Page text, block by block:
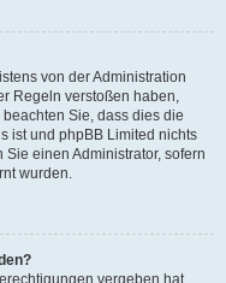
von der Administration
Regeln verstoßen haben,
Sie, dass dies die
ist und phpBB Limited nichts
einen Administrator, sofern
wurden.
vergeben hat,